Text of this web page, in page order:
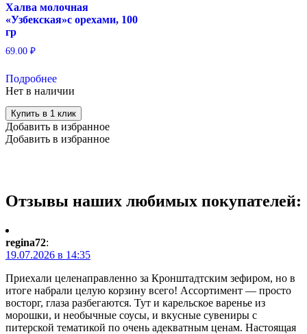
Халва молочная
«Узбекская»с орехами, 100
гр
69.00 ₽
Подробнее
Нет в наличии
Купить в 1 клик
Добавить в избранное
Добавить в избранное
Отзывы наших любимых покупателей:
regina72:
19.07.2026 в 14:35
Приехали целенаправленно за Кронштадтским зефиром, но в
итоге набрали целую корзину всего! Ассортимент — просто
восторг, глаза разбегаются. Тут и карельское варенье из
морошки, и необычные соусы, и вкусные сувениры с
питерской тематикой по очень адекватным ценам. Настоящая